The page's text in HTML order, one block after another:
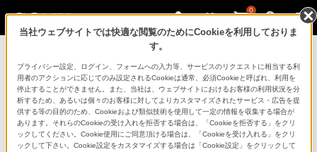
0
お知らせ
令和7年カムチャツカ半島付近の地震
に伴う津波により被災したソニー製
当社ウェブサイトでは快適な閲覧のためにCookieを利用しておりま
す。
プライバシー設定、ログイン、フォームへの入力等、サービスのリクエストに相当する利
用者のアクションに応じてのみ設定されるCookieは通常、必須Cookieと呼ばれ、利用を
停止することができません。また、当社は、ウェブサイトにおけるお客様の利用状況を分
析するため、あるいは個々のお客様に対してよりカスタマイズされたサービス・広告を提
供する等の目的のため、Cookieおよび類似技術を使用して一定の情報を収集する場合が
あります。それらのCookieの受け入れを拒否する場合は、「Cookieを拒否する」をクリ
ックしてください。Cookie使用にご同意頂ける場合は、「Cookieを受け入れる」をクリ
ックして下さい。Cookie設定をカスタマイズする場合は「Cookie設定」をクリックして